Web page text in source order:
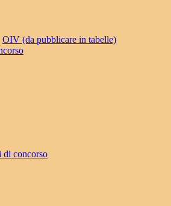
OIV (da pubblicare in tabelle)
di concorso